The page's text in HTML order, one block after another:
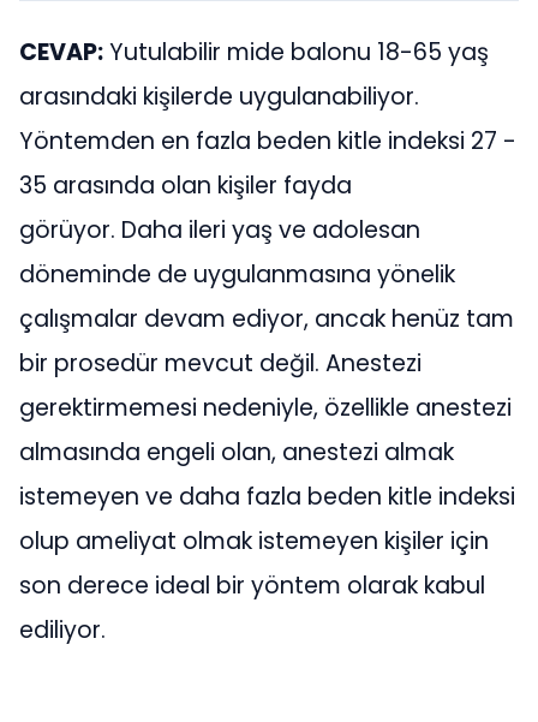
CEVAP:Yutulabilir mide balonu 18-65 yaş
arasındaki kişilerde uygulanabiliyor.
Yöntemden en fazla beden kitle indeksi 27 -
35 arasında olan kişiler fayda
görüyor. Daha ileri yaş ve adolesan
döneminde de uygulanmasına yönelik
çalışmalar devam ediyor, ancak henüz tam
bir prosedür mevcut değil. Anestezi
gerektirmemesi nedeniyle, özellikle anestezi
almasında engeli olan, anestezi almak
istemeyen ve daha fazla beden kitle indeksi
olup ameliyat olmak istemeyen kişiler için
son derece ideal bir yöntem olarak kabul
ediliyor.